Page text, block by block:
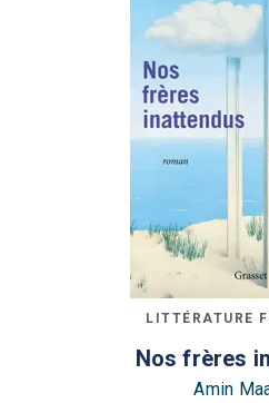
LITTÉRATURE
Nos frères
Amin